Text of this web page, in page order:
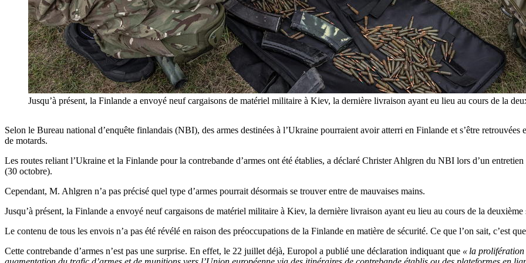
Jusqu’à présent, la Finlande a envoyé neuf cargaisons de matériel militaire à Kiev, la dernière livraison ayant eu lieu au cours de la
Selon le Bureau national d’enquête finlandais (NBI), des armes destinées à l’Ukraine pourraient avoir atterri en Finlande et s’être
de motards.
Les routes reliant l’Ukraine et la Finlande pour la contrebande d’armes ont été établies, a déclaré Christer Ahlgren du NBI lors d’un
(30 octobre).
Cependant, M. Ahlgren n’a pas précisé quel type d’armes pourrait désormais se trouver entre de mauvaises mains.
Jusqu’à présent, la Finlande a envoyé neuf cargaisons de matériel militaire à Kiev, la dernière livraison ayant eu lieu au cours de la deuxième
Le contenu de tous les envois n’a pas été révélé en raison des préoccupations de la Finlande en matière de sécurité. Ce que l’on sait, c’est
Cette contrebande d’armes n’est pas une surprise. En effet, le 22 juillet déjà, Europol a publié une déclaration indiquant que « la prolifération